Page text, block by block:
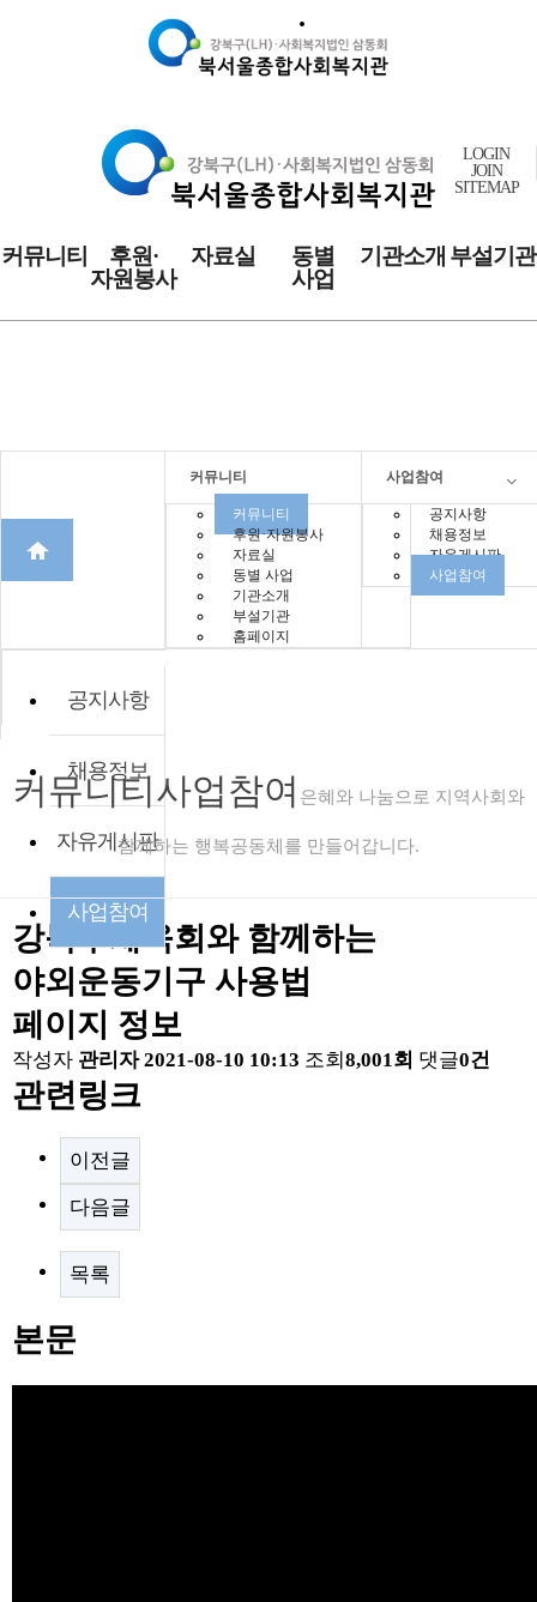
LOGIN
JOIN
SITEMAP
커뮤니티
후원·
자원봉사
자료실
동별
사업
기관소개 부설기관
커뮤니티
커뮤니티
후원·자원봉사
자료실
동별 사업
기관소개
부설기관
홈페이지
사업참여
공지사항
채용정보
자유게시판
사업참여
공지사항
채용정보
자유게시판
사업참여
커뮤니티사업참여 은혜와 나눔으로 지역사회와
함께하는 행복공동체를 만들어갑니다.
강북구체육회와 함께하는
야외운동기구 사용법
페이지 정보
작성자 관리자 2021-08-10 10:13 조회8,001회 댓글0건
관련링크
이전글
다음글
목록
본문